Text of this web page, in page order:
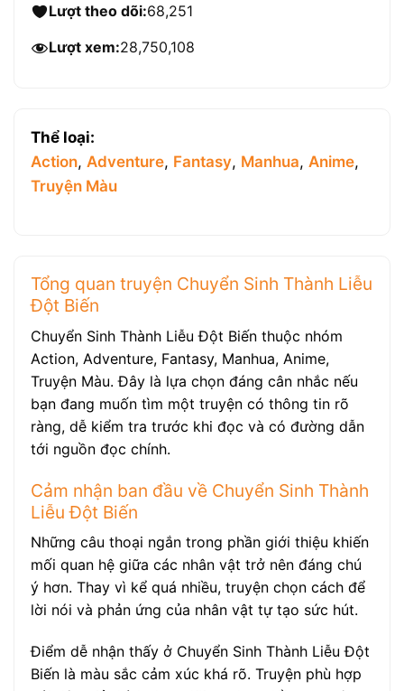
Lượt theo dõi:68,251
Lượt xem:28,750,108
Thể loại:
Action, Adventure, Fantasy, Manhua, Anime,
Truyện Màu
Tổng quan truyện Chuyển Sinh Thành Liễu
Đột Biến
Chuyển Sinh Thành Liễu Đột Biến thuộc nhóm
Action, Adventure, Fantasy, Manhua, Anime,
Truyện Màu. Đây là lựa chọn đáng cân nhắc nếu
bạn đang muốn tìm một truyện có thông tin rõ
ràng, dễ kiểm tra trước khi đọc và có đường dẫn
tới nguồn đọc chính.
Cảm nhận ban đầu về Chuyển Sinh Thành
Liễu Đột Biến
Những câu thoại ngắn trong phần giới thiệu khiến
mối quan hệ giữa các nhân vật trở nên đáng chú
ý hơn. Thay vì kể quá nhiều, truyện chọn cách để
lời nói và phản ứng của nhân vật tự tạo sức hút.
Điểm dễ nhận thấy ở Chuyển Sinh Thành Liễu Đột
Biến là màu sắc cảm xúc khá rõ. Truyện phù hợp